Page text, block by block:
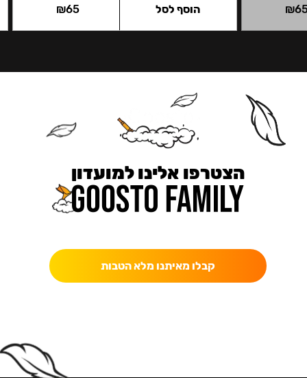
₪
₪65 הוסף לסל
הצטרפו אלינו למועדון
קבלו מאיתנו מלא הטבות